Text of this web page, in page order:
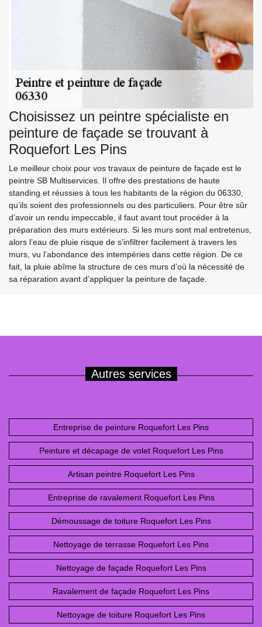
Choisissez un peintre spécialiste en
peinture de façade se trouvant à
Roquefort Les Pins
Le meilleur choix pour vos travaux de peinture de façade est le
peintre SB Multiservices. Il offre des prestations de haute
standing et réussies à tous les habitants de la région du 06330,
qu’ils soient des professionnels ou des particuliers. Pour être sûr
d’avoir un rendu impeccable, il faut avant tout procéder à la
préparation des murs extérieurs. Si les murs sont mal entretenus,
alors l’eau de pluie risque de s’infiltrer facilement à travers les
murs, vu l’abondance des intempéries dans cette région. De ce
fait, la pluie abîme la structure de ces murs d’où la nécessité de
sa réparation avant d’appliquer la peinture de façade.
Autres services
Entreprise de peinture Roquefort Les Pins
Peinture et décapage de volet Roquefort Les Pins
Artisan peintre Roquefort Les Pins
Entreprise de ravalement Roquefort Les Pins
Démoussage de toiture Roquefort Les Pins
Nettoyage de terrasse Roquefort Les Pins
Nettoyage de façade Roquefort Les Pins
Ravalement de façade Roquefort Les Pins
Nettoyage de toiture Roquefort Les Pins